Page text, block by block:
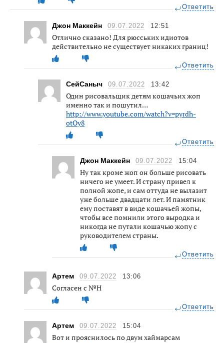
Ответить
Джон Маккейн 09.07.2022 12:51
Отлично сказано! Для рюсських идиотов
действительно не существует никаких границ!
Ответить
СейСаныч 09.07.2022 13:42
Один рисовальщик детям кошачьих жоп
именно так и пошутил…
http://www.youtube.com/watch?v=pyrdh-
otOy8
Ответить
Джон Маккейн 09.07.2022 15:04
Ну так кроме жоп он больше рисовать
ничего не умеет. И страну привел к
полной жопе, и сам оттуда не вылазит
уже больше двадцати лет. И памятник
ему поставят в виде кошачьей жопы,
чтобы все помнили этого выродка и
никогда не путали кошачью жопу с
руководителем страны.
Ответить
Артем 09.07.2022 13:06
Согласен с №Н
Ответить
Артем 09.07.2022 15:04
Вот и прояснилось по двум хаймарсам